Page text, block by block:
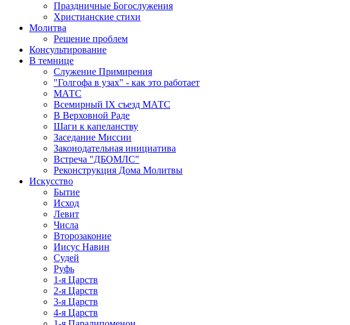
Праздничные Богослужения
Христианские стихи
Молитва
Решение проблем
Консультирование
В темнице
Служение Примирения
"Голгофа в узах" - как это работает
МАТС
Всемирный IX съезд МАТС
В Верховной Раде
Шаги к капеланству
Заседание Миссии
Законодательная инициатива
Встреча "ДБОМЛС"
Реконструкция Дома Молитвы
Искусство
Бытие
Исход
Левит
Числа
Второзаконие
Иисус Навин
Судей
Руфь
1-я Царств
2-я Царств
3-я Царств
4-я Царств